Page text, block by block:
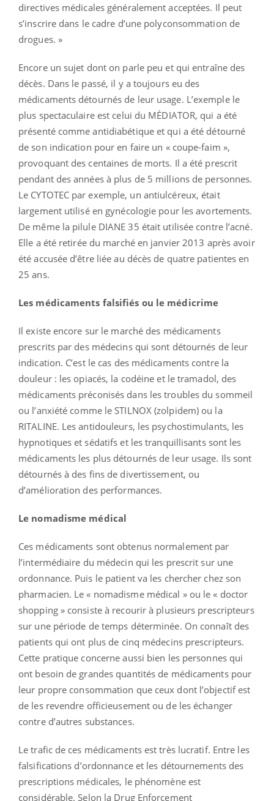
directives médicales généralement acceptées. Il peut
s’inscrire dans le cadre d’une polyconsommation de
drogues. »
Encore un sujet dont on parle peu et qui entraîne des
décès. Dans le passé, il y a toujours eu des
médicaments détournés de leur usage. L’exemple le
plus spectaculaire est celui du MÉDIATOR, qui a été
présenté comme antidiabétique et qui a été détourné
de son indication pour en faire un « coupe-faim »,
provoquant des centaines de morts. Il a été prescrit
pendant des années à plus de 5 millions de personnes.
Le CYTOTEC par exemple, un antiulcéreux, était
largement utilisé en gynécologie pour les avortements.
De même la pilule DIANE 35 était utilisée contre l’acné.
Elle a été retirée du marché en janvier 2013 après avoir
été accusée d’être liée au décès de quatre patientes en
25 ans.
Les médicaments falsifiés ou le médicrime
Il existe encore sur le marché des médicaments
prescrits par des médecins qui sont détournés de leur
indication. C’est le cas des médicaments contre la
douleur : les opiacés, la codéine et le tramadol, des
médicaments préconisés dans les troubles du sommeil
ou l’anxiété comme le STILNOX (zolpidem) ou la
RITALINE. Les antidouleurs, les psychostimulants, les
hypnotiques et sédatifs et les tranquillisants sont les
médicaments les plus détournés de leur usage. Ils sont
détournés à des fins de divertissement, ou
d’amélioration des performances.
Le nomadisme médical
Ces médicaments sont obtenus normalement par
l’intermédiaire du médecin qui les prescrit sur une
ordonnance. Puis le patient va les chercher chez son
pharmacien. Le « nomadisme médical » ou le « doctor
shopping » consiste à recourir à plusieurs prescripteurs
sur une période de temps déterminée. On connaît des
patients qui ont plus de cinq médecins prescripteurs.
Cette pratique concerne aussi bien les personnes qui
ont besoin de grandes quantités de médicaments pour
leur propre consommation que ceux dont l’objectif est
de les revendre officieusement ou de les échanger
contre d’autres substances.
Le trafic de ces médicaments est très lucratif. Entre les
falsifications d’ordonnance et les détournements des
prescriptions médicales, le phénomène est
considérable. Selon la Drug Enforcement